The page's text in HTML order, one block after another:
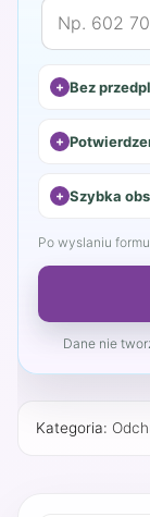
Bez
Szybka
Po wyslaniu
Dane nie
Kategoria: